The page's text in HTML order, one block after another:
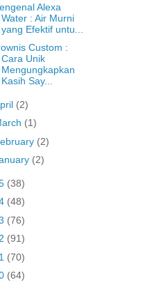
Alexa
Water : Air Murni
yang Efektif untu...
Custom :
Cara Unik
Mengungkapkan
Kasih Say...
(2)
(1)
(2)
(2)
(38)
(48)
(76)
(91)
(70)
(64)